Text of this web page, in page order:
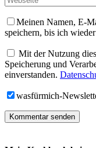
Meinen Namen, E-
speichern, bis ich
Mit der Nutzung
Speicherung und
einverstanden.
wasfürmich-